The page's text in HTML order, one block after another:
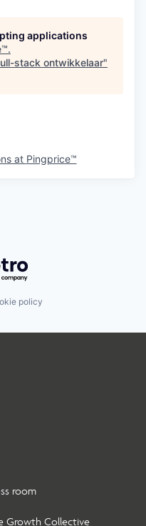
applications
.
stack ontwikkelaar"
at Pingprice™
Getro.com
policy
room
Growth Collective